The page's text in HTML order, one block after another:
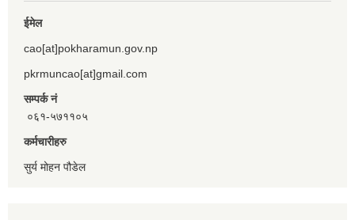
ईमेल
cao[at]pokharamun.gov.np
pkrmuncao[at]gmail.com
सम्पर्क नं
०६१-५७११०५
कर्मचारीहरु
सुर्य मोहन पौडेल